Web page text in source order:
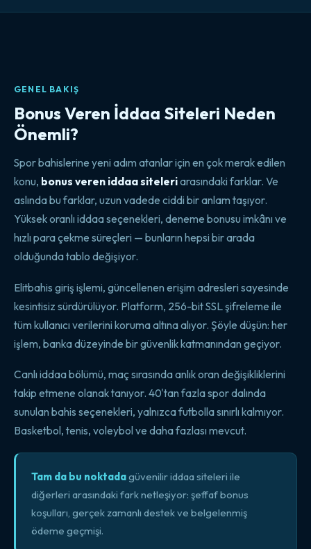
GENEL BAKIŞ
Bonus Veren İddaa Siteleri Neden
Önemli?
Spor bahislerine yeni adım atanlar için en çok merak edilen
konu, bonus veren iddaa siteleriarasındaki farklar. Ve
aslında bu farklar, uzun vadede ciddi bir anlam taşıyor.
Yüksek oranlı iddaa seçenekleri, deneme bonusu imkânı ve
hızlı para çekme süreçleri — bunların hepsi bir arada
olduğunda tablo değişiyor.
Elitbahis giriş işlemi, güncellenen erişim adresleri sayesinde
kesintisiz sürdürülüyor. Platform, 256-bit SSL şifreleme ile
tüm kullanıcı verilerini koruma altına alıyor. Şöyle düşün: her
işlem, banka düzeyinde bir güvenlik katmanından geçiyor.
Canlı iddaa bölümü, maç sırasında anlık oran değişikliklerini
takip etmene olanak tanıyor. 40'tan fazla spor dalında
sunulan bahis seçenekleri, yalnızca futbolla sınırlı kalmıyor.
Basketbol, tenis, voleybol ve daha fazlası mevcut.
Tam da bu noktadagüvenilir iddaa siteleri ile
diğerleri arasındaki fark netleşiyor: şeffaf bonus
koşulları, gerçek zamanlı destek ve belgelenmiş
ödeme geçmişi.